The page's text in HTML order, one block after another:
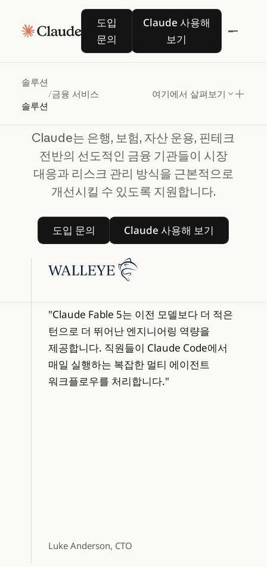
도입
문의
도입 문의
Claude 사용해
보기
Claude 사용해 보기
솔루션
솔루션
/금융 서비스 여기에서 살펴보기
Claude 금융 서비스
신호포착부터의사
결정까지,금융
경쟁력을
높이세요
Claude는 은행, 보험, 자산 운용, 핀테크
전반의 선도적인 금융 기관들이 시장
대응과 리스크 관리 방식을 근본적으로
개선시킬 수 있도록 지원합니다.
도입 문의
도입 문의
Claude 사용해 보기
Claude 사용해 보기
"Claude Fable 5는 이전 모델보다 더 적은
턴으로 더 뛰어난 엔지니어링 역량을
제공합니다. 직원들이 Claude Code에서
매일 실행하는 복잡한 멀티 에이전트
워크플로우를 처리합니다."
Luke Anderson, CTO